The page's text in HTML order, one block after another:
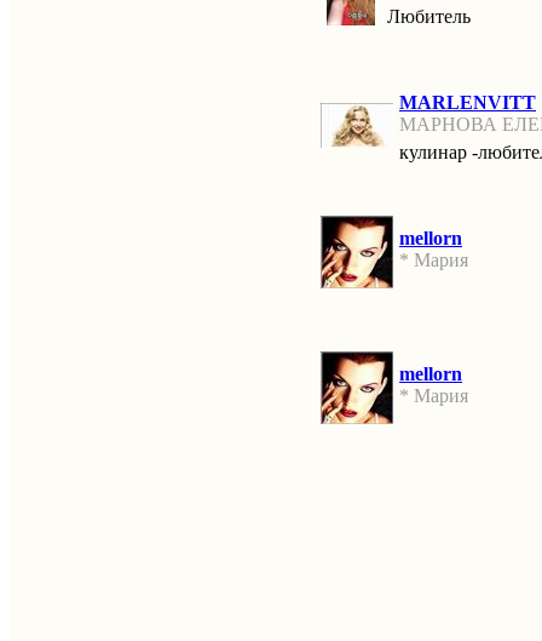
Любитель
MARLENVITT
МАРНОВА
кулинар -
mellorn
* Мария
mellorn
* Мария